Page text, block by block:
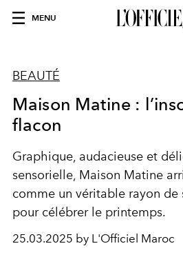
MENU
BEAUTÉ
Maison Matine :
flacon
Graphique, audacieuse et
sensorielle, Maison Matine
comme un véritable rayon
pour célébrer le printemps.
25.03.2025 by L'Officiel Maroc